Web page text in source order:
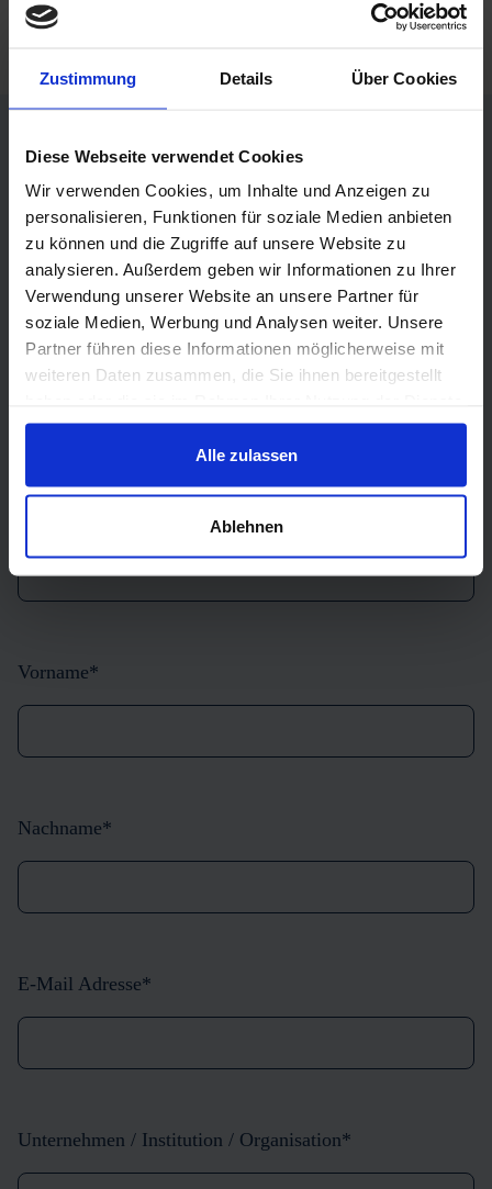
Zustimmung Details Über Cookies
Diese Webseite verwendet Cookies
Wir verwenden Cookies, um Inhalte und Anzeigen zu
personalisieren, Funktionen für soziale Medien anbieten
zu können und die Zugriffe auf unsere Website zu
analysieren. Außerdem geben wir Informationen zu Ihrer
Verwendung unserer Website an unsere Partner für
soziale Medien, Werbung und Analysen weiter. Unsere
Partner führen diese Informationen möglicherweise mit
weiteren Daten zusammen, die Sie ihnen bereitgestellt
gesammelt haben.
Alle zulassen
Ablehnen
Anmeldung
Die mit * gekennzeichneten Felder sind Pflichtfelder.
Anrede
Vorname*
Nachname*
E-Mail Adresse*
Unternehmen / Institution / Organisation*